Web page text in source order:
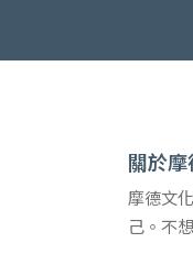
關於摩
摩德文
己。不